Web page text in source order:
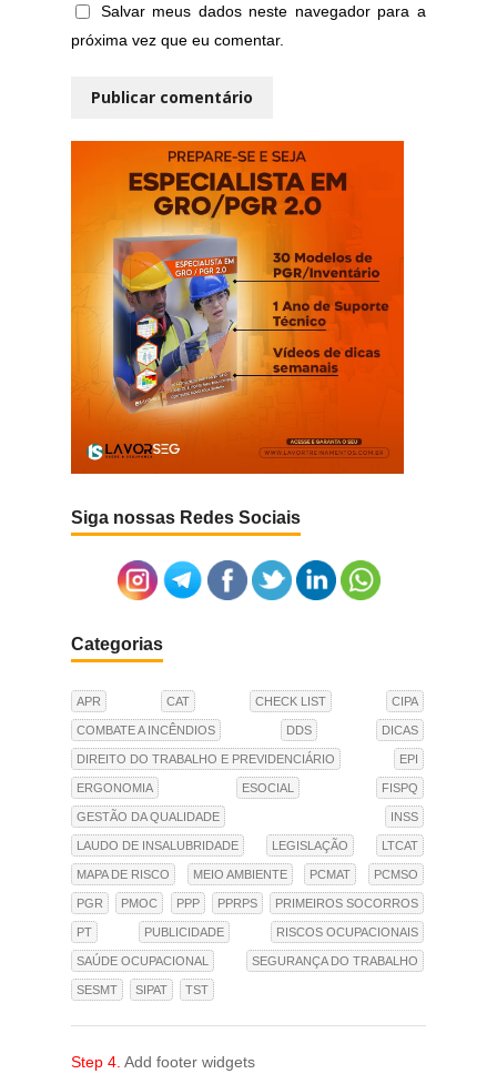
Salvar meus dados neste navegador para a
próxima vez que eu comentar.
Siga nossas Redes Sociais
Categorias
APR CAT CHECK LIST CIPA
COMBATE A INCÊNDIOS DDS DICAS
DIREITO DO TRABALHO E PREVIDENCIÁRIO EPI
ERGONOMIA ESOCIAL FISPQ
GESTÃO DA QUALIDADE INSS
LAUDO DE INSALUBRIDADE LEGISLAÇÃO LTCAT
MAPA DE RISCO MEIO AMBIENTE PCMAT PCMSO
PGR PMOC PPP PPRPS PRIMEIROS SOCORROS
PT PUBLICIDADE RISCOS OCUPACIONAIS
SAÚDE OCUPACIONAL SEGURANÇA DO TRABALHO
SESMT SIPAT TST
Step 4. Add footer widgets